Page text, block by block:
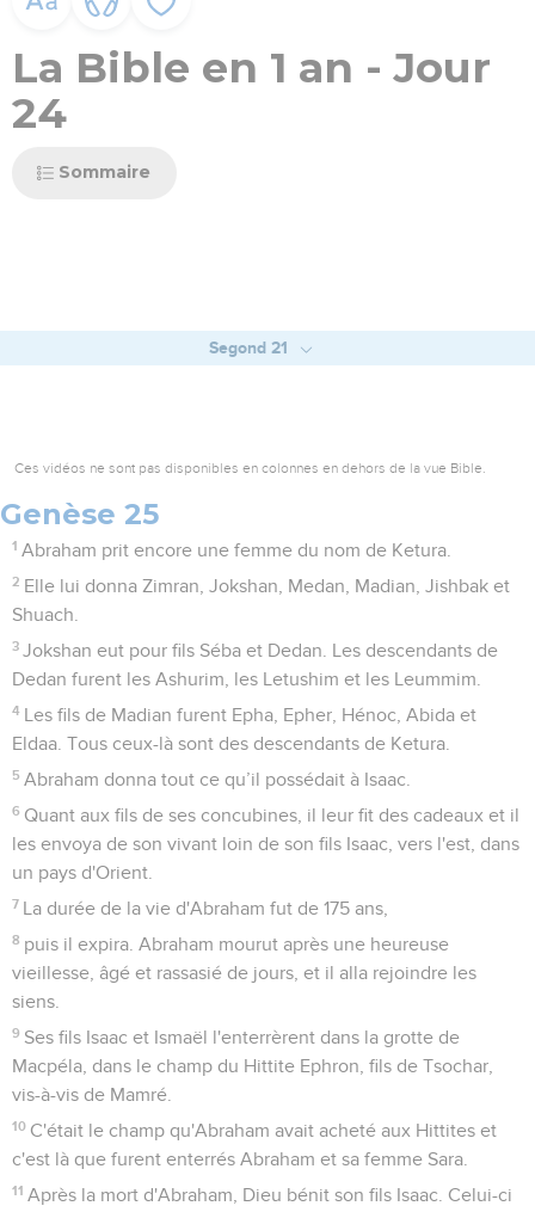
La Bible en 1 an - Jour
24
Sommaire
Segond 21
Ces vidéos ne sont pas disponibles en colonnes en dehors de la vue Bible.
Genèse 25
1 Abraham prit encore une femme du nom de Ketura.
2 Elle lui donna Zimran, Jokshan, Medan, Madian, Jishbak et
Shuach.
3 Jokshan eut pour fils Séba et Dedan. Les descendants de
Dedan furent les Ashurim, les Letushim et les Leummim.
4 Les fils de Madian furent Epha, Epher, Hénoc, Abida et
Eldaa. Tous ceux-là sont des descendants de Ketura.
5 Abraham donna tout ce qu’il possédait à Isaac.
6 Quant aux fils de ses concubines, il leur fit des cadeaux et il
les envoya de son vivant loin de son fils Isaac, vers l'est, dans
un pays d'Orient.
7 La durée de la vie d'Abraham fut de 175 ans,
8 puis il expira. Abraham mourut après une heureuse
vieillesse, âgé et rassasié de jours, et il alla rejoindre les
siens.
9 Ses fils Isaac et Ismaël l'enterrèrent dans la grotte de
Macpéla, dans le champ du Hittite Ephron, fils de Tsochar,
vis-à-vis de Mamré.
10 C'était le champ qu'Abraham avait acheté aux Hittites et
c'est là que furent enterrés Abraham et sa femme Sara.
11 Après la mort d'Abraham, Dieu bénit son fils Isaac. Celui-ci